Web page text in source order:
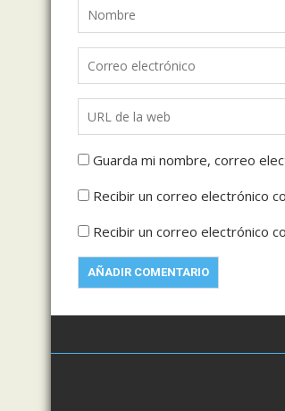
Guarda mi nombre, correo
Recibir un correo electrónico
Recibir un correo electrónico